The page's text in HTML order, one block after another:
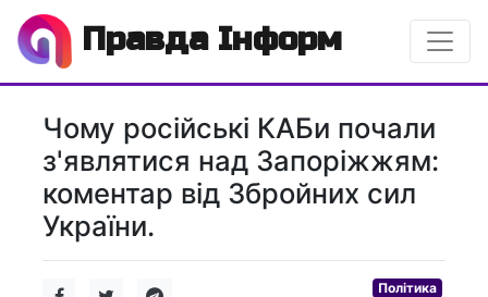
Правда Інформ
Чому російські КАБи почали
з'являтися над Запоріжжям:
коментар від Збройних сил
України.
Політика